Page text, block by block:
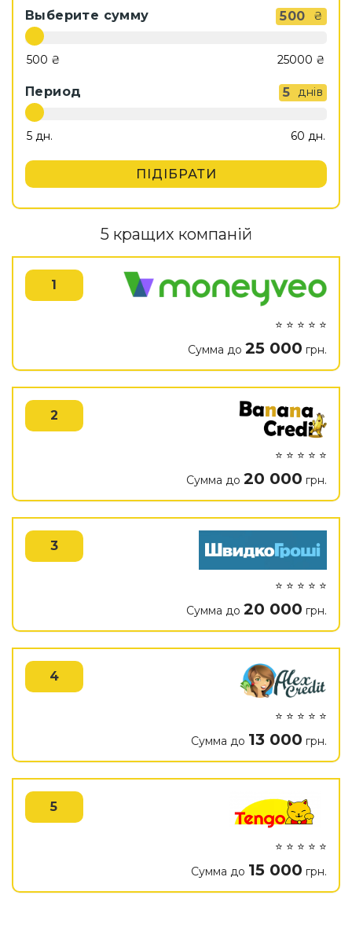
Выберите сумму 500 ₴
Период 5 днів
ПІДІБРАТИ
5 кращих компаній
1
⭐ ⭐ ⭐ ⭐ ⭐
Сумма до 25 000 грн.
2
⭐ ⭐ ⭐ ⭐ ⭐
Сумма до 20 000 грн.
3
⭐ ⭐ ⭐ ⭐ ⭐
Сумма до 20 000 грн.
4
⭐ ⭐ ⭐ ⭐ ⭐
Сумма до 13 000 грн.
5
⭐ ⭐ ⭐ ⭐ ⭐
Сумма до 15 000 грн.